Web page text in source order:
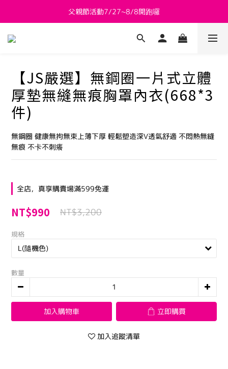
新會員送 $800購物金
父親節活動7/27~8/8開跑囉
新會員送 $800購物金
【JS嚴選】無鋼圈一片式立體
厚墊無縫無痕胸罩內衣(668*3
件)
無鋼圈 健康無拘無束上薄下厚 輕鬆塑造深V透氣舒適 不悶熱無縫
無痕 不卡不刺癢
全店，真享購賣場滿599免運
NT$990 NT$3,200
規格
數量
加入購物車 立即購買
加入追蹤清單